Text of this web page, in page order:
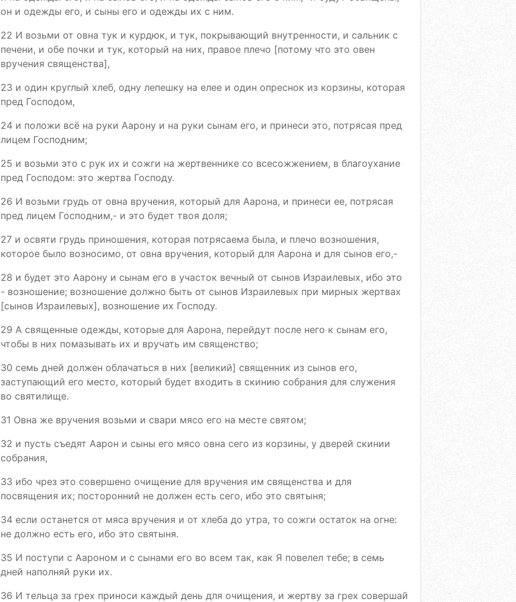
он и одежды его, и сыны его и одежды их с ним.
22 И возьми от овна тук и курдюк, и тук, покрывающий внутренности, и сальник с
печени, и обе почки и тук, который на них, правое плечо [потому что это овен
вручения священства],
23 и один круглый хлеб, одну лепешку на елее и один опреснок из корзины, которая
пред Господом,
24 и положи всё на руки Аарону и на руки сынам его, и принеси это, потрясая пред
лицем Господним;
25 и возьми это с рук их и сожги на жертвеннике со всесожжением, в благоухание
пред Господом: это жертва Господу.
26 И возьми грудь от овна вручения, который для Аарона, и принеси ее, потрясая
пред лицем Господним,- и это будет твоя доля;
27 и освяти грудь приношения, которая потрясаема была, и плечо возношения,
которое было возносимо, от овна вручения, который для Аарона и для сынов его,-
28 и будет это Аарону и сынам его в участок вечный от сынов Израилевых, ибо это
- возношение; возношение должно быть от сынов Израилевых при мирных жертвах
[сынов Израилевых], возношение их Господу.
29 А священные одежды, которые для Аарона, перейдут после него к сынам его,
чтобы в них помазывать их и вручать им священство;
30 семь дней должен облачаться в них [великий] священник из сынов его,
заступающий его место, который будет входить в скинию собрания для служения
во святилище.
31 Овна же вручения возьми и свари мясо его на месте святом;
32 и пусть съедят Аарон и сыны его мясо овна сего из корзины, у дверей скинии
собрания,
33 ибо чрез это совершено очищение для вручения им священства и для
посвящения их; посторонний не должен есть сего, ибо это святыня;
34 если останется от мяса вручения и от хлеба до утра, то сожги остаток на огне:
не должно есть его, ибо это святыня.
35 И поступи с Аароном и с сынами его во всем так, как Я повелел тебе; в семь
дней наполняй руки их.
36 И тельца за грех приноси каждый день для очищения, и жертву за грех совершай